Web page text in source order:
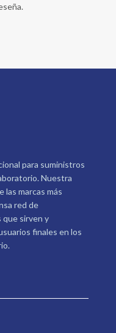
para suministros
Nuestra
las marcas más
red de
sirven y
finales en los